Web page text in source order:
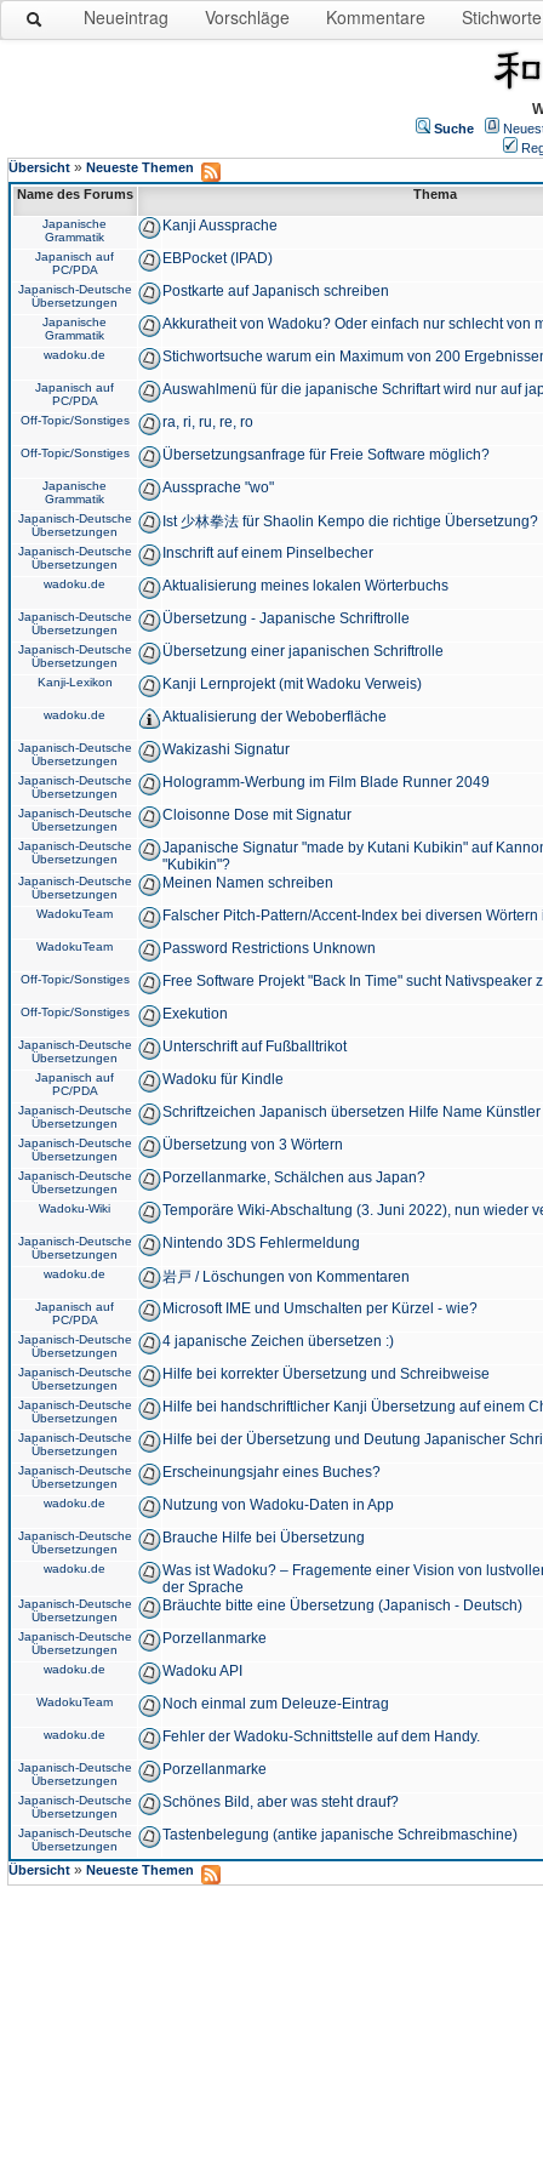
Neueintrag Vorschläge Kommentare Stichworte
Suche
Übersicht » Neueste Themen
Name des Forums
Thema
Japanische
Grammatik
Kanji Aussprache
Japanisch auf
PC/PDA
EBPocket (IPAD)
Japanisch-Deutsche
Übersetzungen
Postkarte auf Japanisch schreiben
Japanische
Grammatik
Akkuratheit von Wadoku? Oder einfach nur schlecht von
wadoku.de Stichwortsuche warum ein Maximum von 200
Japanisch auf
PC/PDA
Auswahlmenü für die japanische Schriftart wird nur auf
Off-Topic/Sonstiges ra, ri, ru, re, ro
Off-Topic/Sonstiges Übersetzungsanfrage für Freie Software möglich?
Japanische
Grammatik
Aussprache "wo"
Japanisch-Deutsche
Übersetzungen
Ist 少林拳法 für Shaolin Kempo die richtige Übersetzung?
Japanisch-Deutsche
Übersetzungen
Inschrift auf einem Pinselbecher
wadoku.de Aktualisierung meines lokalen Wörterbuchs
Japanisch-Deutsche
Übersetzungen
Übersetzung - Japanische Schriftrolle
Japanisch-Deutsche
Übersetzungen
Übersetzung einer japanischen Schriftrolle
Kanji-Lexikon Kanji Lernprojekt (mit Wadoku Verweis)
wadoku.de Aktualisierung der Weboberfläche
Japanisch-Deutsche
Übersetzungen
Wakizashi Signatur
Japanisch-Deutsche
Übersetzungen
Hologramm-Werbung im Film Blade Runner 2049
Japanisch-Deutsche
Übersetzungen
Cloisonne Dose mit Signatur
Japanisch-Deutsche
Übersetzungen
Japanische Signatur "made by Kutani Kubikin" auf
"Kubikin"?
Japanisch-Deutsche
Übersetzungen
Meinen Namen schreiben
WadokuTeam Falscher Pitch-Pattern/Accent-Index bei diversen
WadokuTeam Password Restrictions Unknown
Off-Topic/Sonstiges Free Software Projekt "Back In Time" sucht Nativspeaker
Off-Topic/Sonstiges Exekution
Japanisch-Deutsche
Übersetzungen
Unterschrift auf Fußballtrikot
Japanisch auf
PC/PDA
Wadoku für Kindle
Japanisch-Deutsche
Übersetzungen
Schriftzeichen Japanisch übersetzen Hilfe Name
Japanisch-Deutsche
Übersetzungen
Übersetzung von 3 Wörtern
Japanisch-Deutsche
Übersetzungen
Porzellanmarke, Schälchen aus Japan?
Wadoku-Wiki Temporäre Wiki-Abschaltung (3. Juni 2022), nun wieder
Japanisch-Deutsche
Übersetzungen
Nintendo 3DS Fehlermeldung
wadoku.de 岩戸 / Löschungen von Kommentaren
Japanisch auf
PC/PDA
Microsoft IME und Umschalten per Kürzel - wie?
Japanisch-Deutsche
Übersetzungen
4 japanische Zeichen übersetzen :)
Japanisch-Deutsche
Übersetzungen
Hilfe bei korrekter Übersetzung und Schreibweise
Japanisch-Deutsche
Übersetzungen
Hilfe bei handschriftlicher Kanji Übersetzung auf einem
Japanisch-Deutsche
Übersetzungen
Hilfe bei der Übersetzung und Deutung Japanischer
Japanisch-Deutsche
Übersetzungen
Erscheinungsjahr eines Buches?
wadoku.de Nutzung von Wadoku-Daten in App
Japanisch-Deutsche
Übersetzungen
Brauche Hilfe bei Übersetzung
wadoku.de
Was ist Wadoku? – Fragemente einer Vision von
der Sprache
Japanisch-Deutsche
Übersetzungen
Bräuchte bitte eine Übersetzung (Japanisch - Deutsch)
Japanisch-Deutsche
Übersetzungen
Porzellanmarke
wadoku.de Wadoku API
WadokuTeam Noch einmal zum Deleuze-Eintrag
wadoku.de Fehler der Wadoku-Schnittstelle auf dem Handy.
Japanisch-Deutsche
Übersetzungen
Porzellanmarke
Japanisch-Deutsche
Übersetzungen
Schönes Bild, aber was steht drauf?
Japanisch-Deutsche
Übersetzungen
Tastenbelegung (antike japanische Schreibmaschine)
Übersicht » Neueste Themen